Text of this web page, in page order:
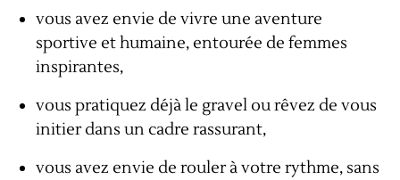
vous avez envie de vivre une aventure
sportive et humaine, entourée de femmes
inspirantes,
vous pratiquez déjà le gravel ou rêvez de vous
initier dans un cadre rassurant,
vous avez envie de rouler à votre rythme, sans